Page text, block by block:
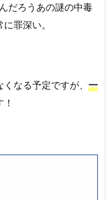
だろうあの謎の中毒
罪深い。
なる予定ですが、 一